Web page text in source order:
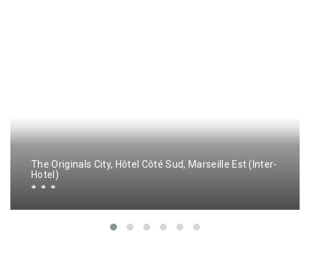
The Originals City, Hôtel Côté Sud, Marseille Est (Inter-
Hotel)